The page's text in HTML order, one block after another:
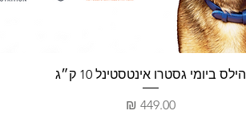
תצוגה מהירה
הילס ביומי גסטרו אינטסטינל 10 ק״ג
מחיר